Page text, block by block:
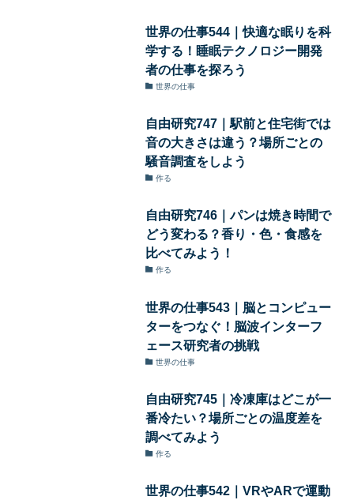
世界の仕事544｜快適な眠りを科
学する！睡眠テクノロジー開発
者の仕事を探ろう
世界の仕事
自由研究747｜駅前と住宅街では
音の大きさは違う？場所ごとの
騒音調査をしよう
作る
自由研究746｜パンは焼き時間で
どう変わる？香り・色・食感を
比べてみよう！
作る
世界の仕事543｜脳とコンピュー
ターをつなぐ！脳波インターフ
ェース研究者の挑戦
世界の仕事
自由研究745｜冷凍庫はどこが一
番冷たい？場所ごとの温度差を
調べてみよう
作る
世界の仕事542｜VRやARで運動